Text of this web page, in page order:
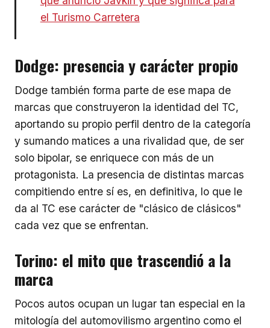
el Turismo Carretera
Dodge: presencia y carácter propio
Dodge también forma parte de ese mapa de
marcas que construyeron la identidad del TC,
aportando su propio perfil dentro de la categoría
y sumando matices a una rivalidad que, de ser
solo bipolar, se enriquece con más de un
protagonista. La presencia de distintas marcas
compitiendo entre sí es, en definitiva, lo que le
da al TC ese carácter de "clásico de clásicos"
cada vez que se enfrentan.
Torino: el mito que trascendió a la
marca
Pocos autos ocupan un lugar tan especial en la
mitología del automovilismo argentino como el